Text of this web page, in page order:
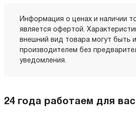
Информация о ценах и наличии
является офертой.
внешний вид товара могут быть
производителем без
уведомления.
24 года работаем для вас